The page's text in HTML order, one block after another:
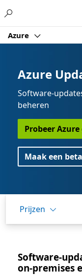
Azure
Azure
Software-
beheren
Probeer
Maak een
Prijzen
Software-
on-premises